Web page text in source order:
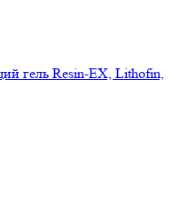
гель Resin-EX, Lithofin,